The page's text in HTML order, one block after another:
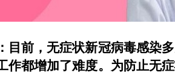
目前，无症状新冠病毒感染
作都增加了难度。为防止无